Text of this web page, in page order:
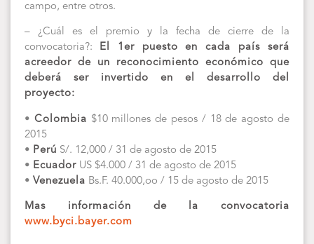
campo, entre otros.
– ¿Cuál es el premio y la fecha de cierre de la
convocatoria?: El 1er puesto en cada país será
acreedor de un reconocimiento económico que
deberá ser invertido en el desarrollo del
proyecto:
• Colombia $10 millones de pesos / 18 de agosto de
2015
• Perú S/. 12,000 / 31 de agosto de 2015
• Ecuador US $4.000 / 31 de agosto de 2015
• Venezuela Bs.F. 40.000,oo / 15 de agosto de 2015
Mas información de la convocatoria
www.byci.bayer.com